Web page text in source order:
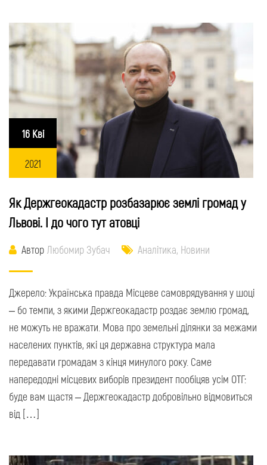
16 Кві
2021
Як Держгеокадастр розбазарює землі громад у
Львові. І до чого тут атовці
Автор Любомир Зубач Аналітика, Новини
Джерело: Українська правда Місцеве самоврядування у шоці
– бо темпи, з якими Держгеокадастр роздає землю громад,
не можуть не вражати. Мова про земельні ділянки за межами
населених пунктів, які ця державна структура мала
передавати громадам з кінця минулого року. Саме
напередодні місцевих виборів президент пообіцяв усім ОТГ:
буде вам щастя – Держгеокадастр добровільно відмовиться
від […]